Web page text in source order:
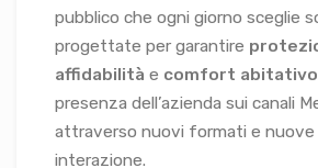
pubblico che ogni giorno sceglie
progettate per garantire
affidabilità e comfort abitativo
presenza dell’azienda sui canali
attraverso nuovi formati e nuove
interazione.